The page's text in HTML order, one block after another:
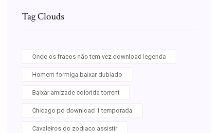
Tag Clouds
Onde os fracos não tem vez download legenda
Homem formiga baixar dublado
Baixar amizade colorida torrent
Chicago pd download 1 temporada
Cavaleiros do zodiaco assistir